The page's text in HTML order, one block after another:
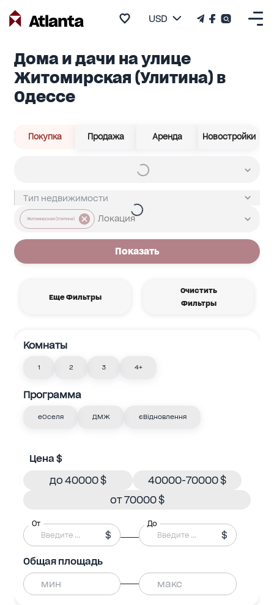
USD
Дома и дачи на улице
Житомирская (Улитина) в
Одессе
Покупка Продажа Аренда Новостройки
Житомирская (Улитина)
Показать
Еще Фильтры
Очистить
Фильтры
Комнаты
1 2 3 4+
Программа
еОселя ДМЖ єВідновлення
Цена $
до 40000 $
40000-70000 $
от 70000 $
От
$
До
$
Общая площадь